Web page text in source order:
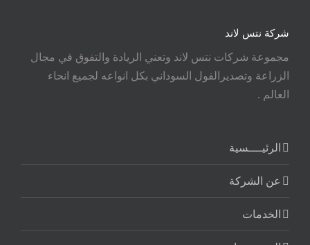
شركة نتس لاند
مجموعة شركات نتس لاند وتعني الريادة والتفوق في مجال
الزراعة وتصديرالفول السوداني بكل انواعه لجميع انحاء
العالم .
الرئيــــسية
عن الشركة
الخدمات